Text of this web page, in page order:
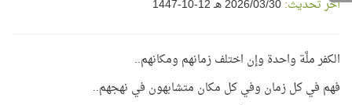
آخر تحديث:30‏/03‏/2026 هـ 12-10-1447
الكفر ملَّة واحدة وإن اختلف زمانهم ومكانهم..
فهم في كل زمان وفي كل مكان متشابهون في نهجهم..